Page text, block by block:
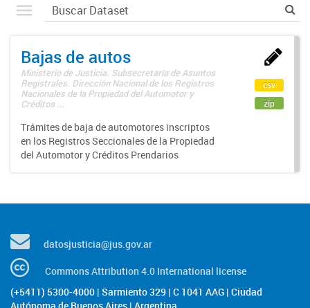
Bajas de autos
Ministerio de Justicia. Subsecretaría de Asuntos
Registrales. Dirección Nacional de los Registros
Nacionales de la Propiedad del Automotor y
Créditos ...
Trámites de baja de automotores inscriptos
en los Registros Seccionales de la Propiedad
del Automotor y Créditos Prendarios
csv
zip
datosjusticia@jus.gov.ar
Commons Attribution 4.0 International license
(+5411) 5300-4000 | Sarmiento 329 | C 1041 AAG | Ciudad